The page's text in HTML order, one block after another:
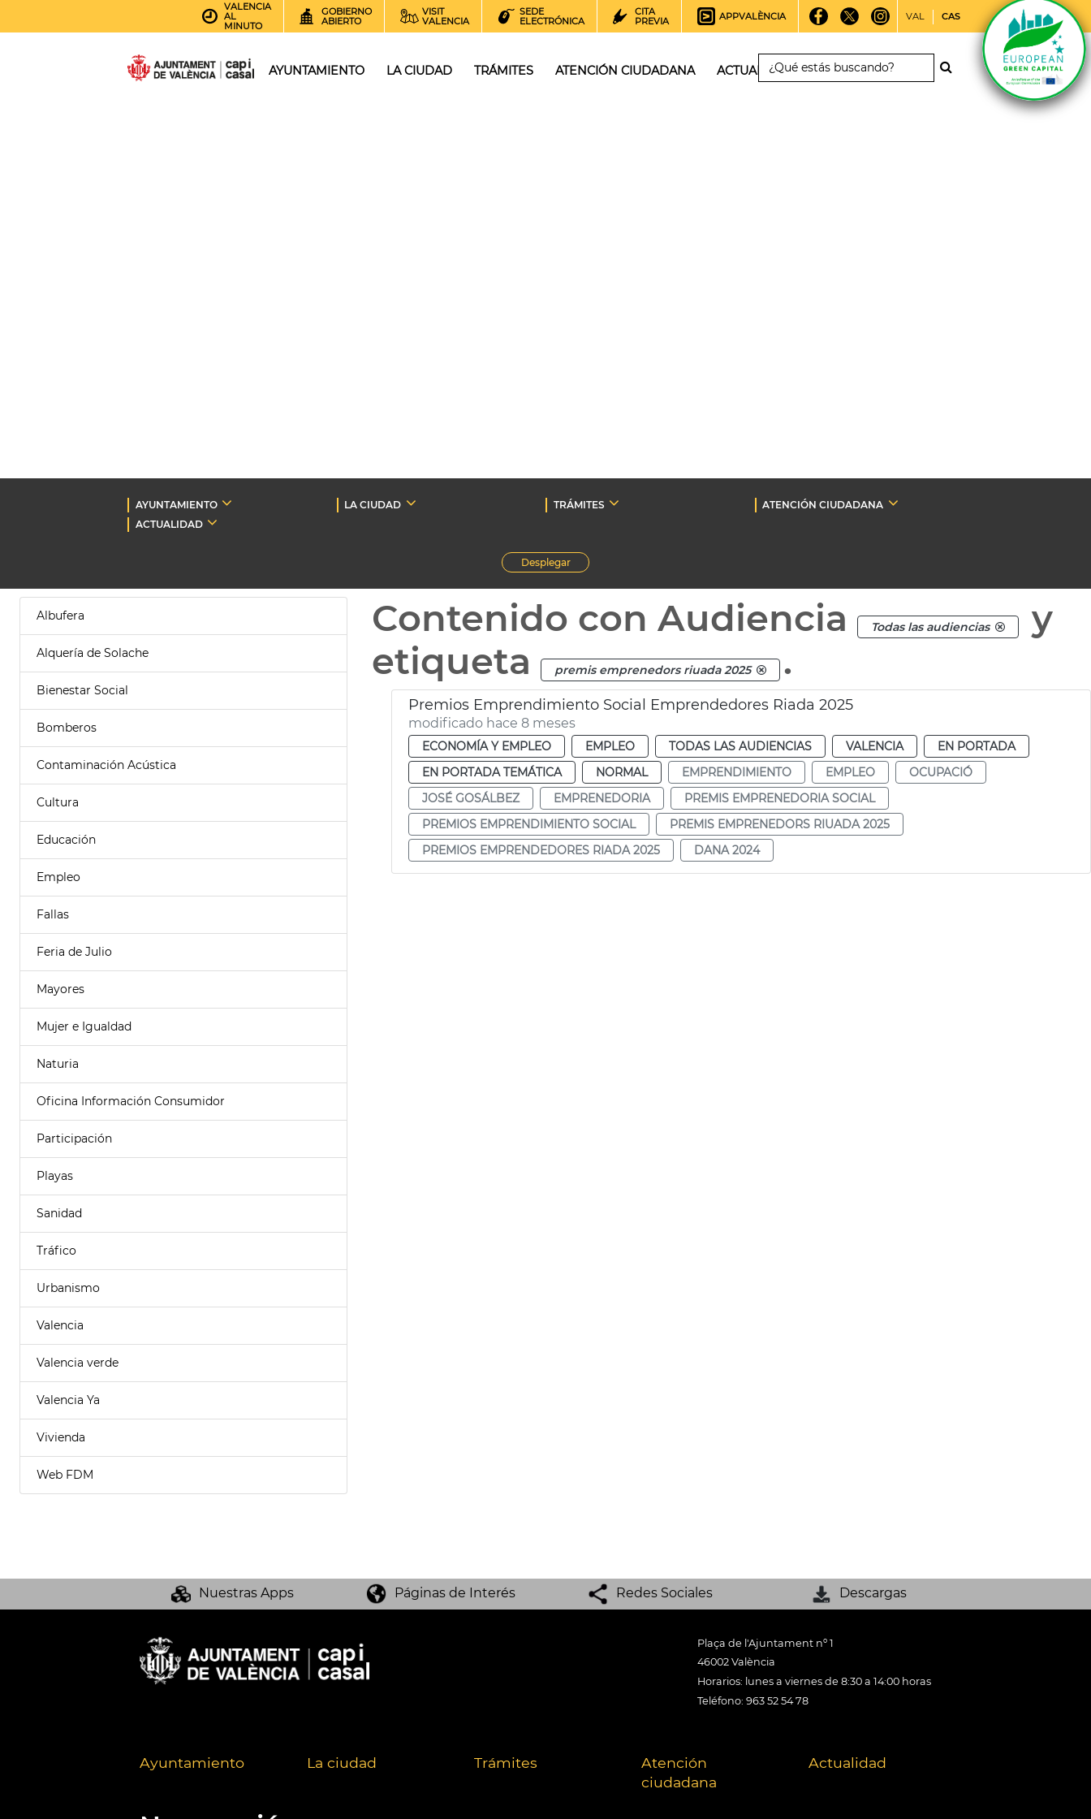
VALENCIA
AL
MINUTO
GOBIERNO
ABIERTO
VISIT
VALENCIA
SEDE
ELECTRÓNICA
CITA
PREVIA
APPVALÈNCIA VAL CAS
AYUNTAMIENTO LA CIUDAD TRÁMITES ATENCIÓN CIUDADANA ACTUALIDAD
AYUNTAMIENTO LA CIUDAD TRÁMITES
ATENCIÓN CIUDADANA
ACTUALIDAD
Desplegar
Albufera
Alquería de Solache
Bienestar Social
Bomberos
Contaminación Acústica
Cultura
Educación
Empleo
Fallas
Feria de Julio
Mayores
Mujer e Igualdad
Naturia
Oficina Información Consumidor
Participación
Playas
Sanidad
Tráfico
Urbanismo
Valencia
Valencia verde
Valencia Ya
Vivienda
Web FDM
Contenido con Audiencia Todas las audiencias
y
etiqueta
premis emprenedors riuada 2025 .
Premios Emprendimiento Social Emprendedores Riada 2025
modificado hace 8 meses
ECONOMÍA Y EMPLEO EMPLEO TODAS LAS AUDIENCIAS VALENCIA
EN PORTADA
EN PORTADA TEMÁTICA
NORMAL EMPRENDIMIENTO EMPLEO
OCUPACIÓ
JOSÉ GOSÁLBEZ
EMPRENEDORIA
PREMIS EMPRENEDORIA SOCIAL
PREMIOS EMPRENDIMIENTO SOCIAL
PREMIS EMPRENEDORS RIUADA 2025
PREMIOS EMPRENDEDORES RIADA 2025
DANA 2024
Nuestras Apps Páginas de Interés Redes Sociales Descargas
Plaça de l'Ajuntament nº 1
46002 València
Horarios: lunes a viernes de 8:30 a 14:00 horas
Teléfono: 963 52 54 78
Ayuntamiento La ciudad Trámites
Atención
ciudadana
Actualidad